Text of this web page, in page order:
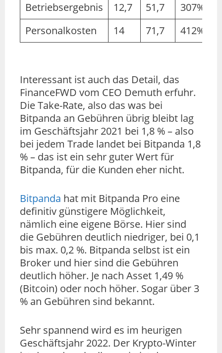
Betriebsergebnis
12,7 51,7
307%
Personalkosten
14 71,7 412%
Interessant ist auch das Detail, das
FinanceFWD vom CEO Demuth erfuhr.
Die Take-Rate, also das was bei
Bitpanda an Gebühren übrig bleibt lag
im Geschäftsjahr 2021 bei 1,8 % – also
bei jedem Trade landet bei Bitpanda 1,8
% – das ist ein sehr guter Wert für
Bitpanda, für die Kunden eher nicht.
Bitpanda hat mit Bitpanda Pro eine
definitiv günstigere Möglichkeit,
nämlich eine eigene Börse. Hier sind
die Gebühren deutlich niedriger, bei 0,1
bis max. 0,2 %. Bitpanda selbst ist ein
Broker und hier sind die Gebühren
deutlich höher. Je nach Asset 1,49 %
(Bitcoin) oder noch höher. Sogar über 3
% an Gebühren sind bekannt.
Sehr spannend wird es im heurigen
Geschäftsjahr 2022. Der Krypto-Winter